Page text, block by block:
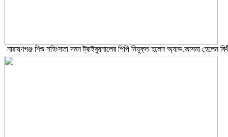
নারায়ণগঞ্জ শিশু সহিংসতা দমন ট্রাইব্যুনালের পিপি নিযুক্ত হলেন অ্যাড.আসমা হেলেন